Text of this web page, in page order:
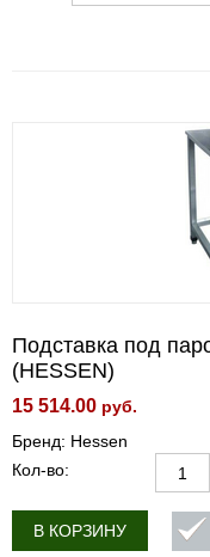
Подставка под
(HESSEN)
15 514.00 руб.
Бренд: Hessen
Кол-во:
В КОРЗИНУ